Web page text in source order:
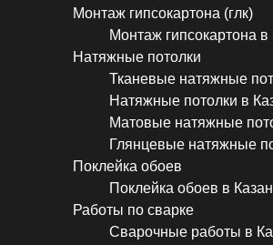
Монтаж гипсокартона (глк)
Монтаж гипсокартона в
Натяжные потолки
Тканевые натяжные
Натяжные потолки в
Матовые натяжные
Глянцевые натяжные
Поклейка обоев
Поклейка обоев в
Работы по сварке
Сварочные работы в